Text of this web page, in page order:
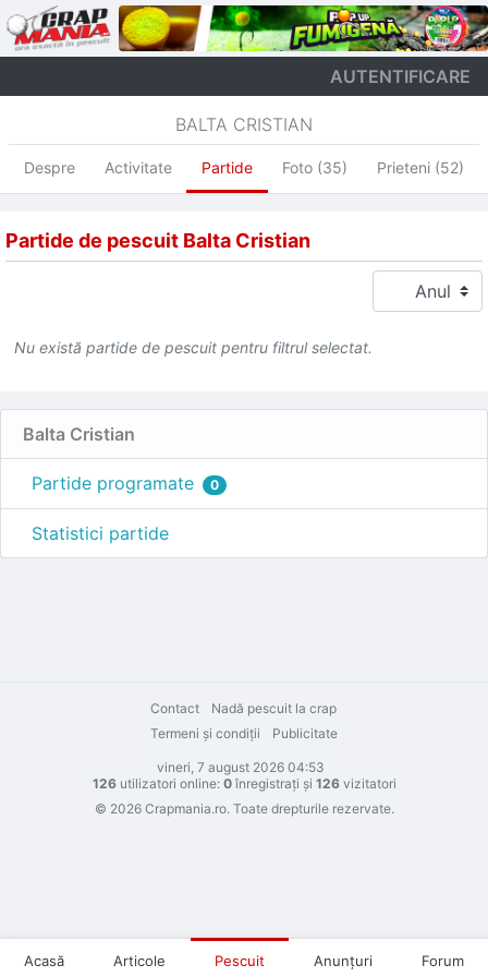
AUTENTIFICARE
BALTA CRISTIAN
Despre Activitate Partide Foto (35) Prieteni (52)
Partide de pescuit Balta Cristian
Nu există partide de pescuit pentru filtrul selectat.
Balta Cristian
Partide programate 0
Statistici partide
Contact
Nadă pescuit la crap
Termeni şi condiţii
Publicitate
vineri, 7 august 2026 04:53
126utilizatori online: 0înregistraţi şi 126vizitatori
© 2026 Crapmania.ro. Toate drepturile rezervate.
Acasă Articole Pescuit Anunţuri Forum